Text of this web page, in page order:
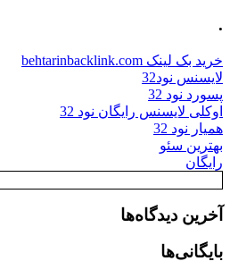
.
خرید بک لینک behtarinbacklink.com
لایسنس نود32
پسورد نود 32
اوکلی لایسنس رایگان نود 32
همیار نود 32
بهترین سئو
رایگان
آخرین دیدگاه‌ها
بایگانی‌ها